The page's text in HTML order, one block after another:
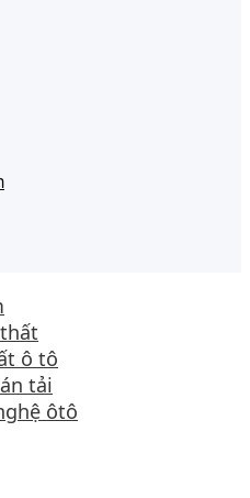
ô tô
tải
ôtô